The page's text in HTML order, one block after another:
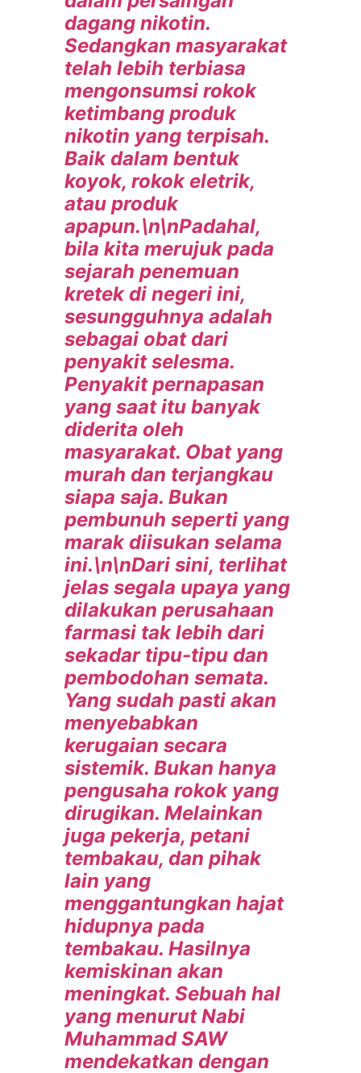
dagang nikotin.
Sedangkan masyarakat
telah lebih terbiasa
mengonsumsi rokok
ketimbang produk
nikotin yang terpisah.
Baik dalam bentuk
koyok, rokok eletrik,
atau produk
apapun.\n\nPadahal,
bila kita merujuk pada
sejarah penemuan
kretek di negeri ini,
sesungguhnya adalah
sebagai obat dari
penyakit selesma.
Penyakit pernapasan
yang saat itu banyak
diderita oleh
masyarakat. Obat yang
murah dan terjangkau
siapa saja. Bukan
pembunuh seperti yang
marak diisukan selama
ini.\n\nDari sini, terlihat
jelas segala upaya yang
dilakukan perusahaan
farmasi tak lebih dari
sekadar tipu-tipu dan
pembodohan semata.
Yang sudah pasti akan
menyebabkan
kerugaian secara
sistemik. Bukan hanya
pengusaha rokok yang
dirugikan. Melainkan
juga pekerja, petani
tembakau, dan pihak
lain yang
menggantungkan hajat
hidupnya pada
tembakau. Hasilnya
kemiskinan akan
meningkat. Sebuah hal
yang menurut Nabi
Muhammad SAW
mendekatkan dengan